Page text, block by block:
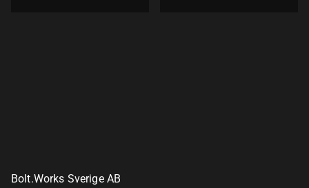
Bolt.Works Sverige AB